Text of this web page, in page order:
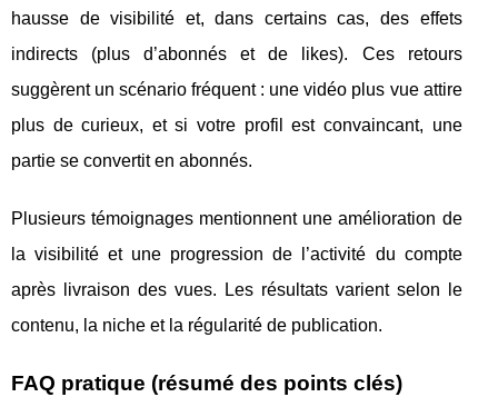
hausse de visibilité et, dans certains cas, des effets
indirects (plus d’abonnés et de likes). Ces retours
suggèrent un scénario fréquent : une vidéo plus vue attire
plus de curieux, et si votre profil est convaincant, une
partie se convertit en abonnés.
Plusieurs témoignages mentionnent une amélioration de
la visibilité et une progression de l’activité du compte
après livraison des vues. Les résultats varient selon le
contenu, la niche et la régularité de publication.
FAQ pratique (résumé des points clés)